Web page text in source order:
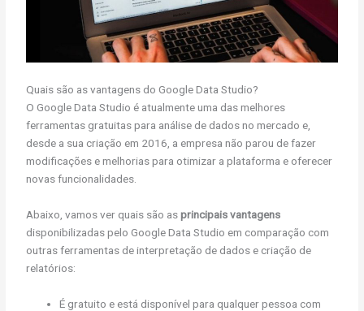
Quais são as vantagens do Google Data Studio?
O Google Data Studio é atualmente uma das melhores
ferramentas gratuitas para análise de dados no mercado e,
desde a sua criação em 2016, a empresa não parou de fazer
modificações e melhorias para otimizar a plataforma e oferecer
novas funcionalidades.
Abaixo, vamos ver quais são asprincipais vantagens
disponibilizadas pelo Google Data Studio em comparação com
outras ferramentas de interpretação de dados e criação de
relatórios:
É gratuito e está disponível para qualquer pessoa com